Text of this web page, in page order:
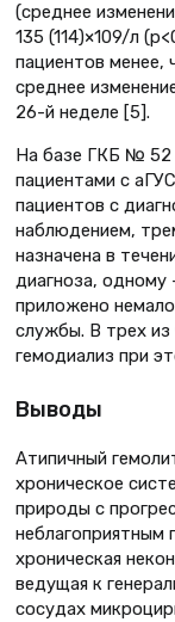
(среднее
135 (114)×109/л
пациентов менее,
среднее
26-й неделе [5].
На базе ГКБ № 52
пациентами с
пациентов с
наблюдением,
назначена в
диагноза, одному
приложено
службы. В трех из
гемодиализ при
Выводы
Атипичный
хроническое
природы с
неблагоприятным
хроническая
ведущая к
сосудах